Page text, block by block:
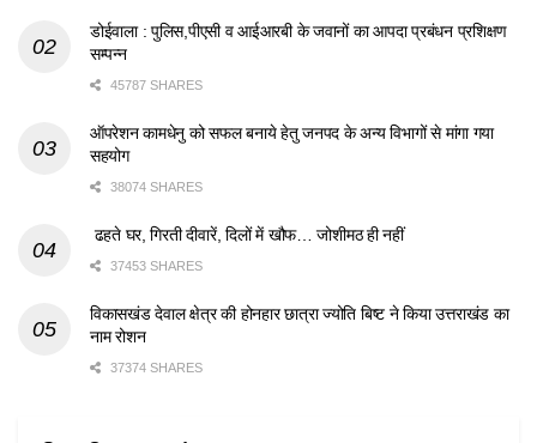
डोईवाला : पुलिस,पीएसी व आईआरबी के जवानों का आपदा प्रबंधन प्रशिक्षण
सम्पन्न
45787 SHARES
ऑपरेशन कामधेनु को सफल बनाये हेतु जनपद के अन्य विभागों से मांगा गया
सहयोग
38074 SHARES
ढहते घर, गिरती दीवारें, दिलों में खौफ… जोशीमठ ही नहीं
37453 SHARES
विकासखंड देवाल क्षेत्र की होनहार छात्रा ज्योति बिष्ट ने किया उत्तराखंड का
नाम रोशन
37374 SHARES